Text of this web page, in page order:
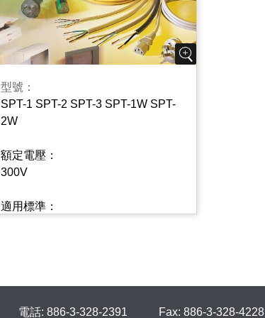
型號：
SPT-1 SPT-2 SPT-3 SPT-1W SPT-
2W
額定電壓：
300V
適用標準：
電話: 886-3-328-2391 Fax: 886-3-328-4228